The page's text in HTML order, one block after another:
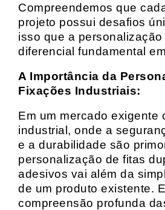
Compreendemos que
projeto possui desafios
isso que a personalização
diferencial fundamental
A Importância da
Fixações Industriais:
Em um mercado exigente
industrial, onde a
e a durabilidade são
personalização de fitas
adesivos vai além da
de um produto existente.
compreensão profunda